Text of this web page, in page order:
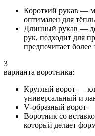
Короткий рукав —
оптимален для
Длинный рукав —
рук, подходит для
предпочитает
3
варианта воротника:
Круглый ворот —
универсальный и
V‑образный ворот
Воротник со
который делает